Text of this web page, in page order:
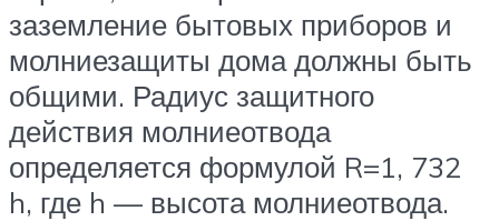
заземление бытовых приборов и
молниезащиты дома должны быть
общими. Радиус защитного
действия молниеотвода
определяется формулой R=1, 732
h, где h — высота молниеотвода.